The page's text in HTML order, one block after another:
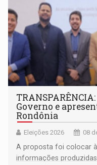
Governo e
Rondônia
Eleições 2026 08
A proposta foi colocar
informações